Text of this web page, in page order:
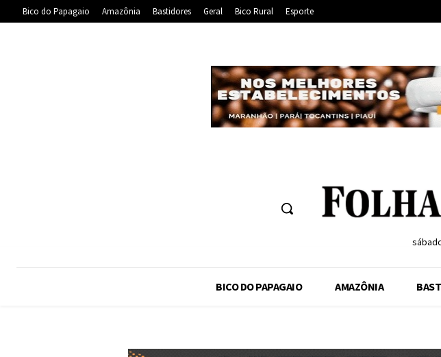
Bico do Papagaio Amazônia Bastidores Geral Bico Rural Esporte
BICO DO PAPAGAIO AMAZÔNIA